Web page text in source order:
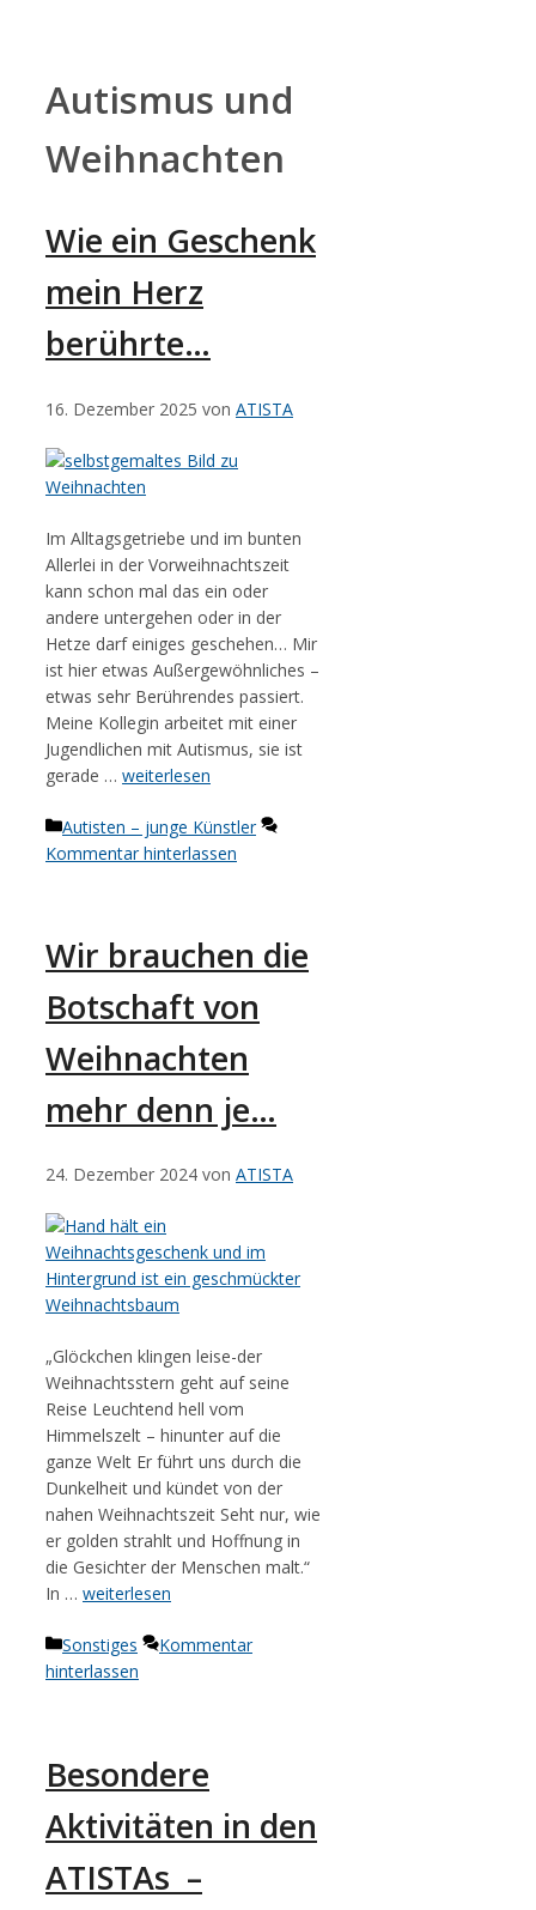
Autismus und
Weihnachten
Wie ein Geschenk
mein Herz
berührte…
16. Dezember 2025 von ATISTA
Im Alltagsgetriebe und im bunten
Allerlei in der Vorweihnachtszeit
kann schon mal das ein oder
andere untergehen oder in der
Hetze darf einiges geschehen… Mir
ist hier etwas Außergewöhnliches –
etwas sehr Berührendes passiert.
Meine Kollegin arbeitet mit einer
Jugendlichen mit Autismus, sie ist
gerade … weiterlesen
Kategorien
Autisten – junge Künstler
Kommentar hinterlassen
Wir brauchen die
Botschaft von
Weihnachten
mehr denn je…
24. Dezember 2024 von ATISTA
„Glöckchen klingen leise-der
Weihnachtsstern geht auf seine
Reise Leuchtend hell vom
Himmelszelt – hinunter auf die
ganze Welt Er führt uns durch die
Dunkelheit und kündet von der
nahen Weihnachtszeit Seht nur, wie
er golden strahlt und Hoffnung in
die Gesichter der Menschen malt.“
In … weiterlesen
Kategorien
Sonstiges
Kommentar
hinterlassen
Besondere
Aktivitäten in den
ATISTAs –